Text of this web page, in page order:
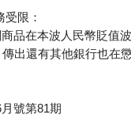
限：
品在本波人民幣貶值
出還有其他銀行也在
號第81期